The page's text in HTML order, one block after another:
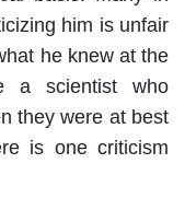
him is unfair
he knew at the
a scientist who
they were at best
is one criticism